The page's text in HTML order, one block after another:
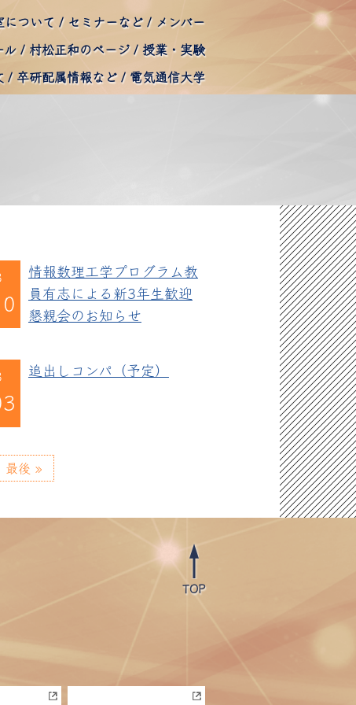
について セミナーなど メンバー
ル 村松正和のページ 授業・実験
卒研配属情報など 電気通信大学
情報数理工学プログラム教
員有志による新3年生歓迎
懇親会のお知らせ
追出しコンパ（予定）
最後 »
TOP